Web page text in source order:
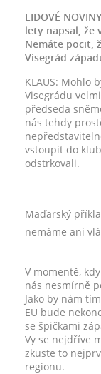
LIDOVÉ
lety napsal, že
Nemáte pocit,
Visegrád
KLAUS: Mohlo
Visegrádu
předseda
nás tehdy
vstoupit do
odstrkovali.
Maďarský
nemáme ani
V momentě,
nás nesmírně
Jako by nám
EU bude
se špičkami
Vy se nejdříve
zkuste to
regionu.